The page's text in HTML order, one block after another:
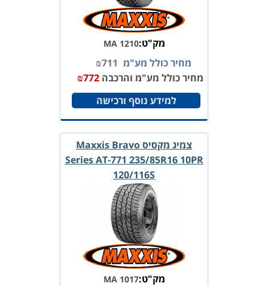
מק"ט:MA 1210
מחיר כולל מע"מ ₪711
מחיר כולל מע"מ והרכבה
₪772
למידע נוסף ורכישה
צמיג מקסיס Maxxis Bravo
Series AT-771 235/85R16 10PR
120/116S
מק"ט:MA 1017